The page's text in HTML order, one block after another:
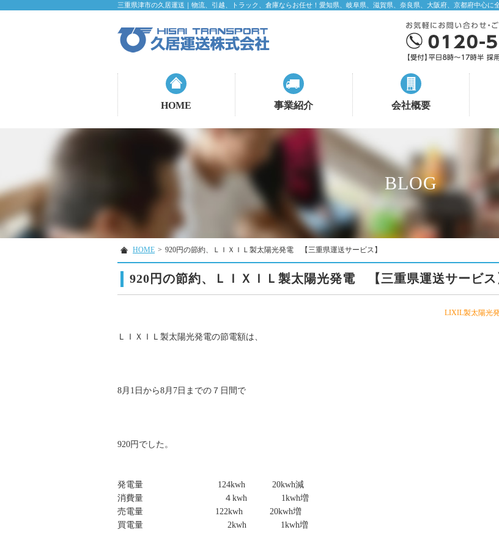
三重県津市の久居運送｜物流、引越、トラック、倉庫ならお任せ！愛知県、岐阜県、滋賀県、奈良県、大阪府、京都府中心に
HOME 事業紹介 会社概要
BLOG
HOME > 920円の節約、ＬＩＸＩＬ製太陽光発電 【三重県運送サービス】
920円の節約、ＬＩＸＩＬ製太陽光発電 【三重県運送サービス
LIXIL製太陽光
ＬＩＸＩＬ製太陽光発電の節電額は、
8月1日から8月7日までの７日間で
920円でした。
発電量 124kwh 20kwh減
消費量 ４kwh 1kwh増
売電量 122kwh 20kwh増
買電量 2kwh 1kwh増